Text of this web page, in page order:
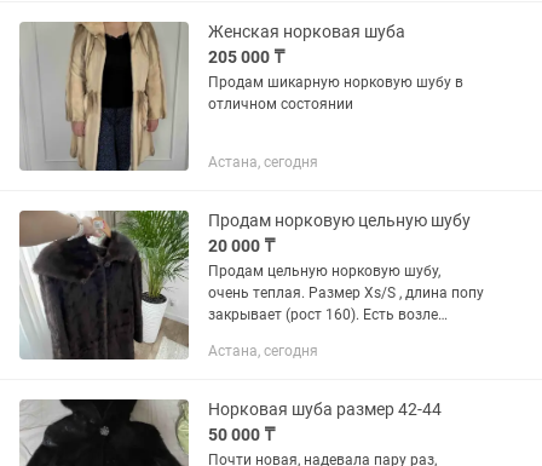
Женская норковая шуба
205 000 ₸
Продам шикарную норковую шубу в
отличном состоянии
Астана, сегодня
Продам норковую цельную шубу
20 000 ₸
Продам цельную норковую шубу,
очень теплая. Размер Xs/S , длина попу
закрывает (рост 160). Есть возле
уместен
Астана, сегодня
Норковая шуба размер 42-44
50 000 ₸
Почти новая, надевала пару раз,